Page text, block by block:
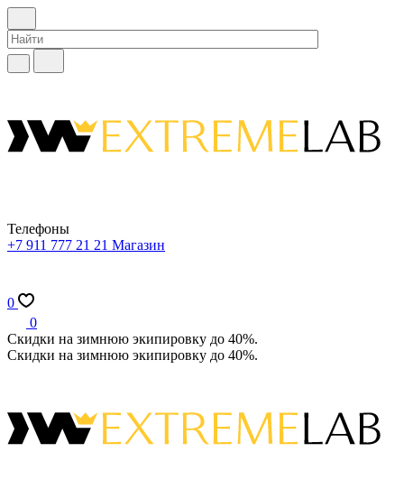
Телефоны
+7 911 777 21 21 Магазин
0
0
Скидки на зимнюю экипировку до 40%.
Скидки на зимнюю экипировку до 40%.